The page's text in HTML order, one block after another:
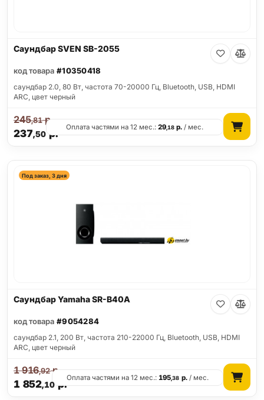
Саундбар SVEN SB-2055
код товара #10350418
саундбар 2.0, 80 Вт, частота 70-20000 Гц, Bluetooth, USB, HDMI
ARC, цвет черный
237,50р.
245,81р.
Оплата частями на 12 мес.:29,18 р. / мес.
Под заказ, 3 дня
Саундбар Yamaha SR-B40A
код товара #9054284
саундбар 2.1, 200 Вт, частота 210-22000 Гц, Bluetooth, USB, HDMI
ARC, цвет черный
1 852,10 р.
1 916,92р.
Оплата частями на 12 мес.:195,38 р./ мес.